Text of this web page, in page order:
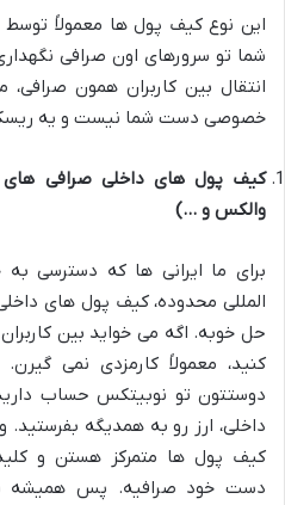
این نوع کیف پول ها معمولاً توسط
شما تو سرورهای اون صرافی
انتقال بین کاربران همون صرافی،
خصوصی دست شما نیست و یه ریسک
کیف پول های داخلی صرافی های
والکس و …)
برای ما ایرانی ها که دسترسی
المللی محدوده، کیف پول های
حل خوبه. اگه می خواید بین
کنید، معمولاً کارمزدی نمی
دوستتون تو نوبیتکس حساب
داخلی، ارز رو به همدیگه
کیف پول ها متمرکز هستن و
دست خود صرافیه. پس همیشه